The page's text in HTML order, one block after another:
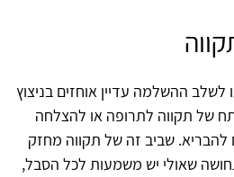
ההשלמה עדיין אוחזים בניצוץ
של תקווה לתרופה או להצלחה
שביב זה של תקווה מחזק
שאולי יש משמעות לכל הסבל,